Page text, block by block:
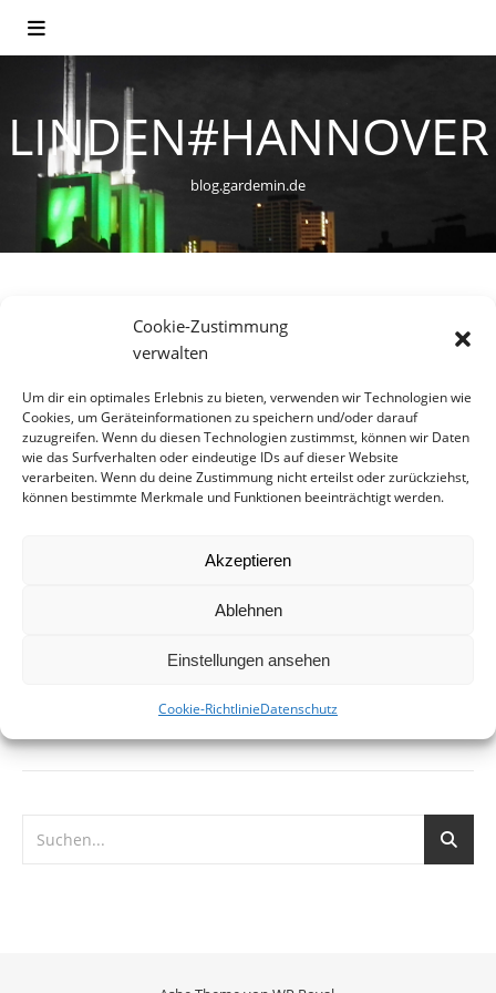
Cookie-Zustimmung
verwalten
Um dir ein optimales Erlebnis zu bieten, verwenden wir Technologien wie
Cookies, um Geräteinformationen zu speichern und/oder darauf
zuzugreifen. Wenn du diesen Technologien zustimmst, können wir Daten
wie das Surfverhalten oder eindeutige IDs auf dieser Website
verarbeiten. Wenn du deine Zustimmung nicht erteilst oder zurückziehst,
können bestimmte Merkmale und Funktionen beeinträchtigt werden.
Akzeptieren
Ablehnen
Einstellungen ansehen
Cookie-RichtlinieDatenschutz
LINDEN#HANNOVER
blog.gardemin.de
WOHNEN
– Die Wasserstadt Limmer
10. März 2014
der fast vollständig abgerissenen Industrieanlagen der